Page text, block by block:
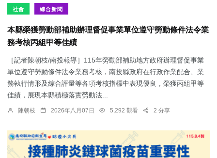
社會 綜合新聞
本縣榮獲勞動部補助辦理督促事業單位遵守勞動條件法令業
務考核丙組甲等佳績
［記者陳朝枝/南投報導］115年勞動部補助地方政府辦理督促事業
單位遵守勞動條件法令業務考核，南投縣政府在行政作業配合、業
務執行情形及綜合評量等各項考核指標中表現優良，榮獲丙組甲等
佳績，展現本縣積極落實勞動法...
陳朝枝 2026年八月07日 5,292 觀看 2 分享